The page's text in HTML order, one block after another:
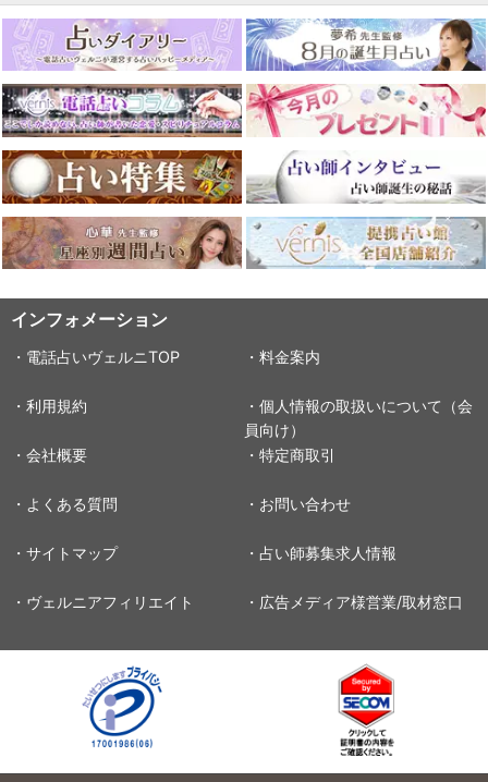
インフォメーション
・電話占いヴェルニTOP ・料金案内
・利用規約
・個人情報の取扱いについて（会
員向け）
・会社概要
・特定商取引
・よくある質問 ・お問い合わせ
・サイトマップ ・占い師募集求人情報
・ヴェルニアフィリエイト ・広告メディア様営業/取材窓口